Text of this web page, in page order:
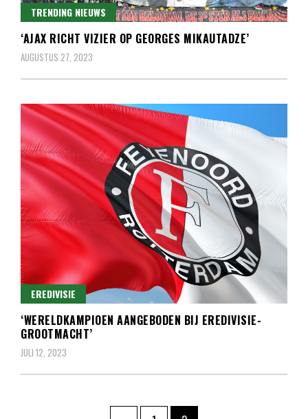
TRENDING NIEUWS
‘AJAX RICHT VIZIER OP GEORGES MIKAUTADZE’
AUGUSTUS 27, 2023
EREDIVISIE
‘WERELDKAMPIOEN AANGEBODEN BIJ EREDIVISIE-
GROOTMACHT’
JULI 12, 2023